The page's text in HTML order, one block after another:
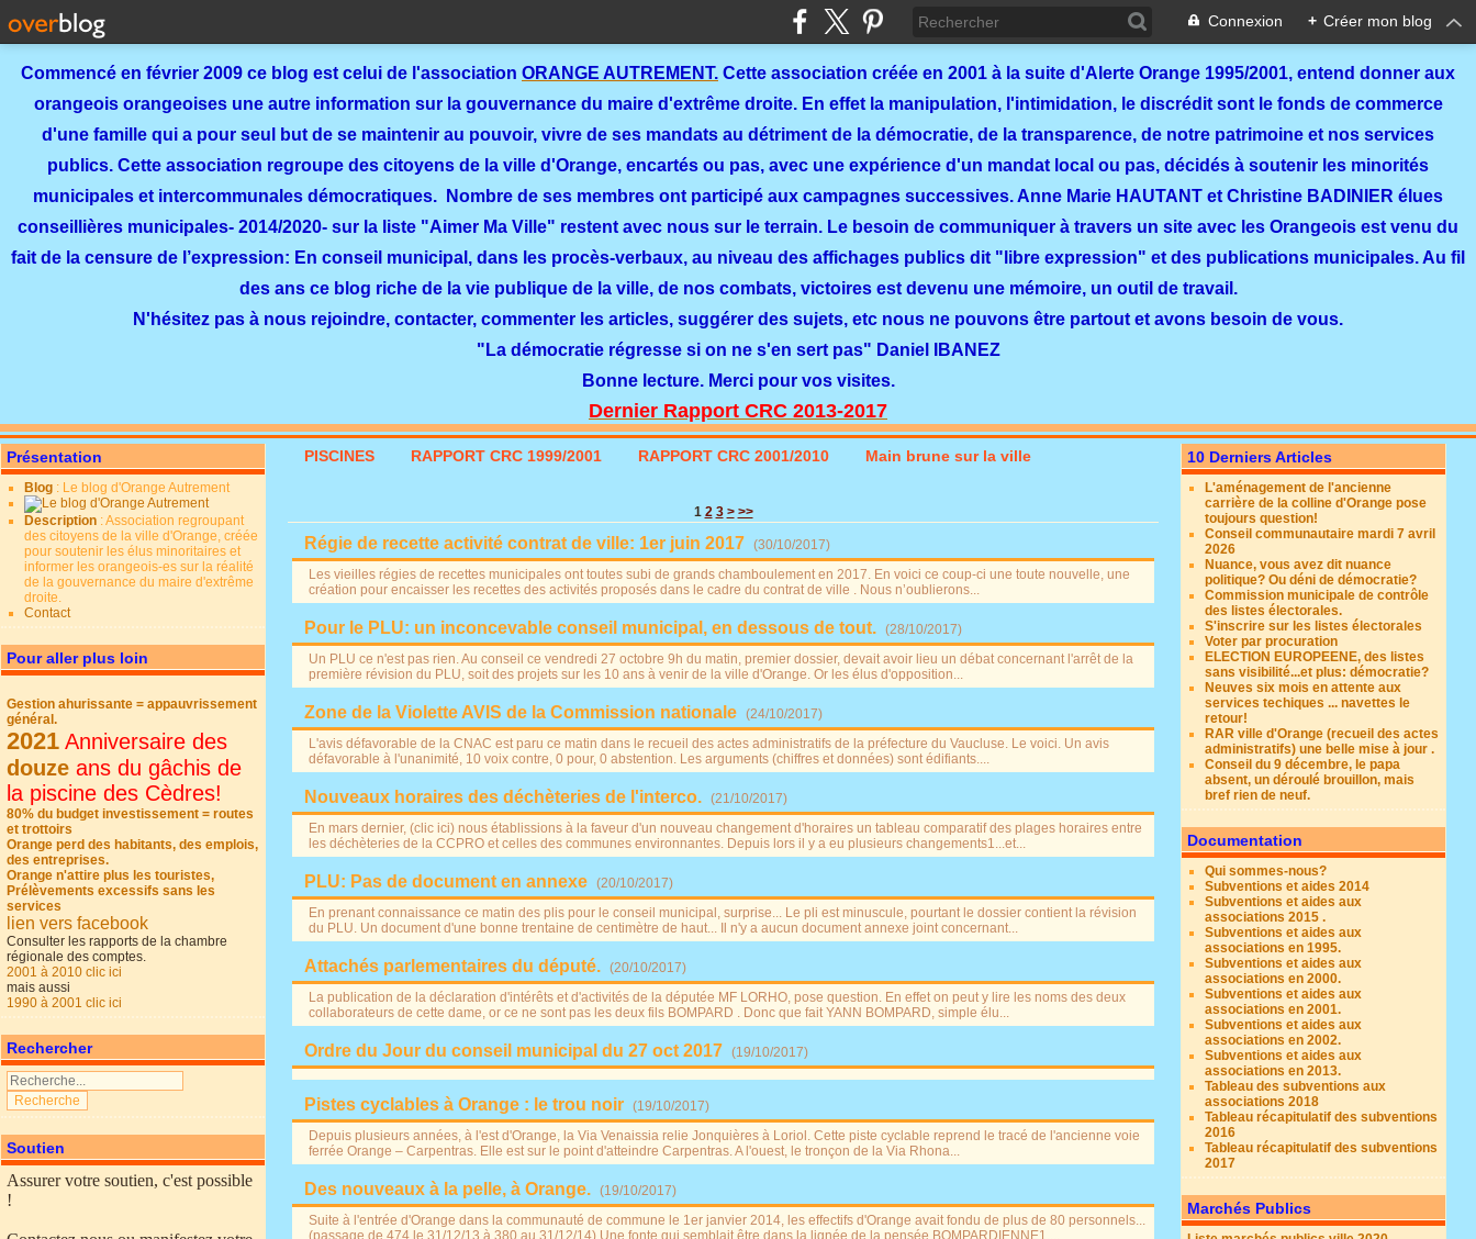
Connexion + Créer mon blog
Commencé en février 2009 ce blog est celui de l'association ORANGE AUTREMENT. Cette association créée en 2001 à la suite d'Alerte Orange 1995/2001, entend donner aux
orangeois orangeoises une autre information sur la gouvernance du maire d'extrême droite. En effet la manipulation, l'intimidation, le discrédit sont le fonds de commerce
d'une famille qui a pour seul but de se maintenir au pouvoir, vivre de ses mandats au détriment de la démocratie, de la transparence, de notre patrimoine et nos services
publics. Cette association regroupe des citoyens de la ville d'Orange, encartés ou pas, avec une expérience d'un mandat local ou pas, décidés à soutenir les minorités
municipales et intercommunales démocratiques. Nombre de ses membres ont participé aux campagnes successives. Anne Marie HAUTANT et Christine BADINIER élues
conseillières municipales- 2014/2020- sur la liste "Aimer Ma Ville" restent avec nous sur le terrain. Le besoin de communiquer à travers un site avec les Orangeois est venu du
fait de la censure de l’expression: En conseil municipal, dans les procès-verbaux, au niveau des affichages publics dit "libre expression" et des publications municipales. Au fil
des ans ce blog riche de la vie publique de la ville, de nos combats, victoires est devenu une mémoire, un outil de travail.
N'hésitez pas à nous rejoindre, contacter, commenter les articles, suggérer des sujets, etc nous ne pouvons être partout et avons besoin de vous.
"La démocratie régresse si on ne s'en sert pas" Daniel IBANEZ
Bonne lecture. Merci pour vos visites.
Dernier Rapport CRC 2013-2017
Présentation
Blog : Le blog d'Orange Autrement
Description : Association regroupant
des citoyens de la ville d'Orange, créée
pour soutenir les élus minoritaires et
informer les orangeois-es sur la réalité
de la gouvernance du maire d'extrême
droite.
Contact
Pour aller plus loin
Gestion ahurissante = appauvrissement
général.
2021 Anniversaire des
douze ans du gâchis de
la piscine des Cèdres!
80% du budget investissement = routes
et trottoirs
Orange perd des habitants, des emplois,
des entreprises.
Orange n'attire plus les touristes,
Prélèvements excessifs sans les
services
lien vers facebook
Consulter les rapports de la chambre
régionale des comptes.
2001 à 2010 clic ici
mais aussi
1990 à 2001 clic ici
Rechercher
Soutien
Assurer votre soutien, c'est possible
!
PISCINES RAPPORT CRC 1999/2001 RAPPORT CRC 2001/2010 Main brune sur la ville
1 2 3 > >>
Régie de recette activité contrat de ville: 1er juin 2017 (30/10/2017)
Les vieilles régies de recettes municipales ont toutes subi de grands chamboulement en 2017. En voici ce coup-ci une toute nouvelle, une
création pour encaisser les recettes des activités proposés dans le cadre du contrat de ville . Nous n’oublierons...
Pour le PLU: un inconcevable conseil municipal, en dessous de tout. (28/10/2017)
Un PLU ce n'est pas rien. Au conseil ce vendredi 27 octobre 9h du matin, premier dossier, devait avoir lieu un débat concernant l'arrêt de la
première révision du PLU, soit des projets sur les 10 ans à venir de la ville d'Orange. Or les élus d'opposition...
Zone de la Violette AVIS de la Commission nationale (24/10/2017)
L'avis défavorable de la CNAC est paru ce matin dans le recueil des actes administratifs de la préfecture du Vaucluse. Le voici. Un avis
défavorable à l'unanimité, 10 voix contre, 0 pour, 0 abstention. Les arguments (chiffres et données) sont édifiants....
Nouveaux horaires des déchèteries de l'interco. (21/10/2017)
En mars dernier, (clic ici) nous établissions à la faveur d'un nouveau changement d'horaires un tableau comparatif des plages horaires entre
les déchèteries de la CCPRO et celles des communes environnantes. Depuis lors il y a eu plusieurs changements1...et...
PLU: Pas de document en annexe (20/10/2017)
En prenant connaissance ce matin des plis pour le conseil municipal, surprise... Le pli est minuscule, pourtant le dossier contient la révision
du PLU. Un document d'une bonne trentaine de centimètre de haut... Il n'y a aucun document annexe joint concernant...
Attachés parlementaires du député. (20/10/2017)
La publication de la déclaration d'intérêts et d'activités de la députée MF LORHO, pose question. En effet on peut y lire les noms des deux
collaborateurs de cette dame, or ce ne sont pas les deux fils BOMPARD . Donc que fait YANN BOMPARD, simple élu...
Ordre du Jour du conseil municipal du 27 oct 2017 (19/10/2017)
Pistes cyclables à Orange : le trou noir (19/10/2017)
Depuis plusieurs années, à l'est d'Orange, la Via Venaissia relie Jonquières à Loriol. Cette piste cyclable reprend le tracé de l'ancienne voie
ferrée Orange – Carpentras. Elle est sur le point d'atteindre Carpentras. A l'ouest, le tronçon de la Via Rhona...
Des nouveaux à la pelle, à Orange. (19/10/2017)
Suite à l'entrée d'Orange dans la communauté de commune le 1er janvier 2014, les effectifs d'Orange avait fondu de plus de 80 personnels...
(passage de 474 le 31/12/13 à 380 au 31/12/14) Une fonte qui semblait être dans la lignée de la pensée BOMPARDIENNE1....
10 Derniers Articles
L'aménagement de l'ancienne
carrière de la colline d'Orange pose
toujours question!
Conseil communautaire mardi 7 avril
2026
Nuance, vous avez dit nuance
politique? Ou déni de démocratie?
Commission municipale de contrôle
des listes électorales.
S'inscrire sur les listes électorales
Voter par procuration
ELECTION EUROPEENE, des listes
sans visibilité...et plus: démocratie?
Neuves six mois en attente aux
services techiques ... navettes le
retour!
RAR ville d'Orange (recueil des actes
administratifs) une belle mise à jour .
Conseil du 9 décembre, le papa
absent, un déroulé brouillon, mais
bref rien de neuf.
Documentation
Qui sommes-nous?
Subventions et aides 2014
Subventions et aides aux
associations 2015 .
Subventions et aides aux
associations en 1995.
Subventions et aides aux
associations en 2000.
Subventions et aides aux
associations en 2001.
Subventions et aides aux
associations en 2002.
Subventions et aides aux
associations en 2013.
Tableau des subventions aux
associations 2018
Tableau récapitulatif des subventions
2016
Tableau récapitulatif des subventions
2017
Marchés Publics